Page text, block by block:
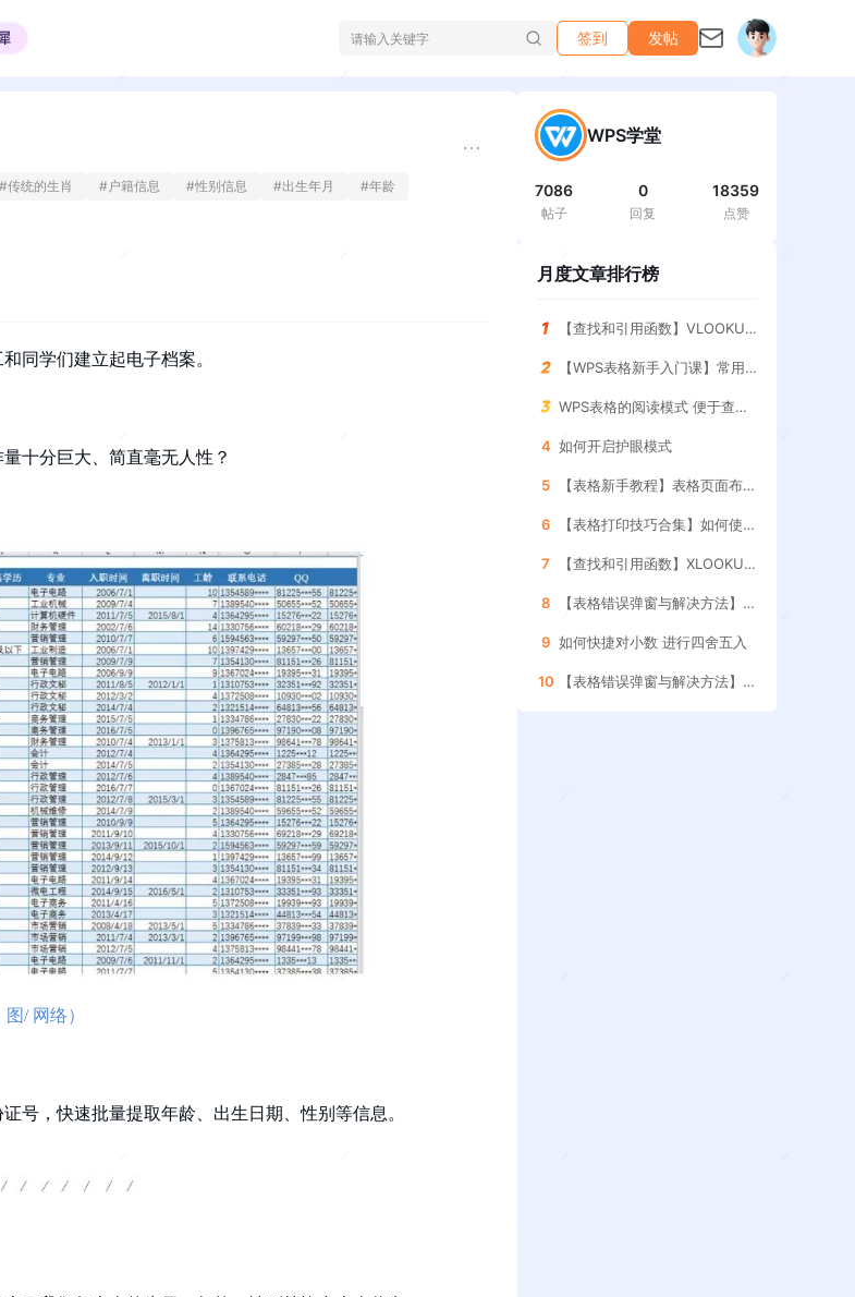
签到 发帖
#传统的生肖 # 户籍信息 #性别信息 #出生年月 #年龄
同学们建立起电子档案。
十分巨大、简直毫无人性？
图/ 网络）
号，快速批量提取年龄、出生日期、性别等信息。
WPS学堂
7086
帖子
0
回复
18359
点赞
月度文章排行榜
【查找和引用函数】VLOOKUP函数 查询指定条件的结果
【WPS表格新手入门课】常用求和函数 SUM函数
WPS表格的阅读模式 便于查找表格
4 如何开启护眼模式
5 【表格新手教程】表格页面布局 调整与设置
6 【表格打印技巧合集】如何使用表格的 分页预览功能
7 【查找和引用函数】XLOOKUP函数的 使用方法
8 【表格错误弹窗与解决方法】如何处理引用其它表格 数据更新的提示框
9 如何快捷对小数 进行四舍五入
10 【表格错误弹窗与解决方法】如何删除表格内的 空格和空白字符